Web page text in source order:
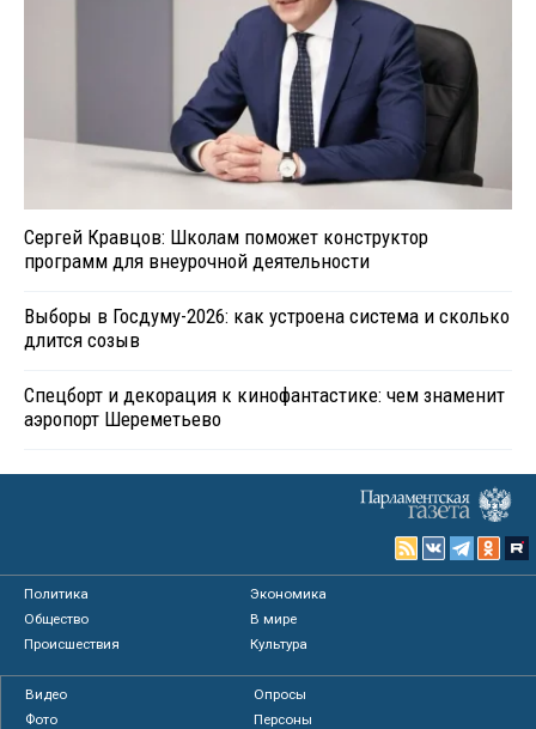
Сергей Кравцов: Школам поможет конструктор
программ для внеурочной деятельности
Выборы в Госдуму-2026: как устроена система и сколько
длится созыв
Спецборт и декорация к кинофантастике: чем знаменит
аэропорт Шереметьево
Политика
Экономика
Общество
В мире
Происшествия
Культура
Видео
Опросы
Фото
Персоны